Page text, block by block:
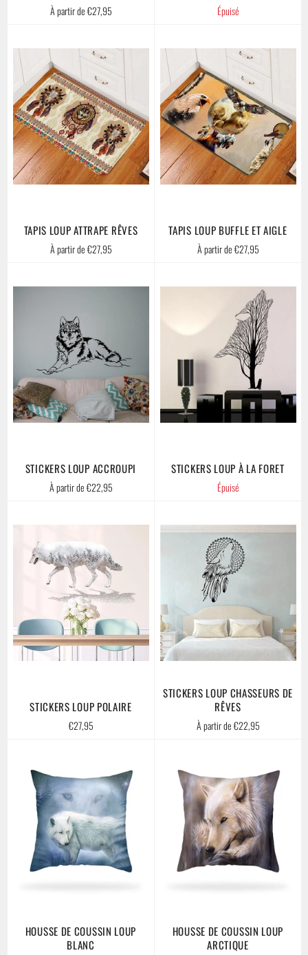
À partir de €27,95 Épuisé
TAPIS LOUP ATTRAPE RÊVES
À partir de €27,95
TAPIS LOUP BUFFLE ET AIGLE
À partir de €27,95
STICKERS LOUP ACCROUPI
À partir de €22,95
STICKERS LOUP À LA FORET
Épuisé
STICKERS LOUP POLAIRE
Prix
€27,95
STICKERS LOUP CHASSEURS DE
RÊVES
À partir de €22,95
HOUSSE DE COUSSIN LOUP
BLANC
HOUSSE DE COUSSIN LOUP
ARCTIQUE